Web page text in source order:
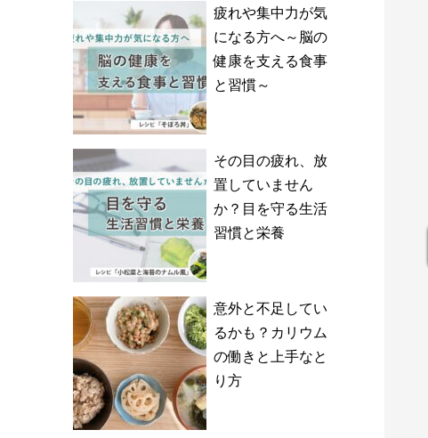
疲れや集中力が気
になる方へ～脳の
健康を支える食事
と習慣～
その目の疲れ、放
置していません
か？目を守る生活
習慣と栄養
意外と不足してい
るかも？カリウム
の働きと上手なと
り方